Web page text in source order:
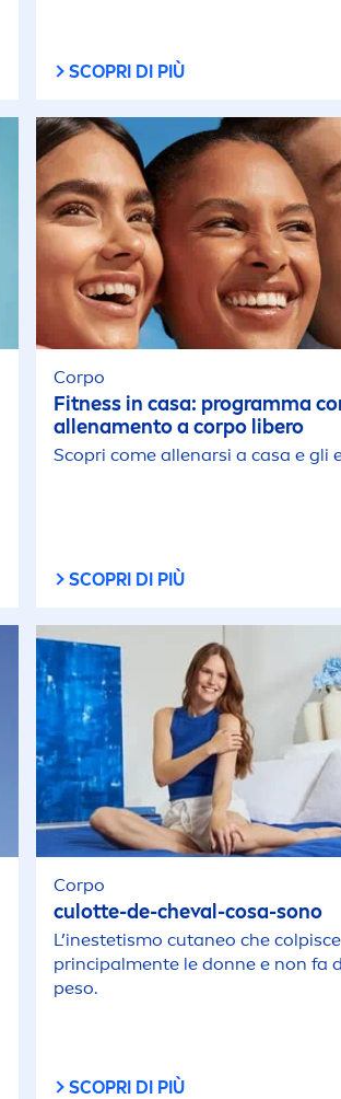
SCOPRI DI PIÙ
Corpo
Fitness in casa: programma
allenamento a corpo libero
Scopri come allenarsi a casa e gli
SCOPRI DI PIÙ
Corpo
culotte-de-cheval-cosa-sono
L’inestetismo cutaneo che colpisce
principalmente le donne e non fa
peso.
SCOPRI DI PIÙ